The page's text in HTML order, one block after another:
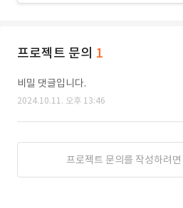
프로젝트 문의 1
비밀 댓글입니다.
2024.10.11. 오후 13:46
프로젝트 문의를 작성하려면